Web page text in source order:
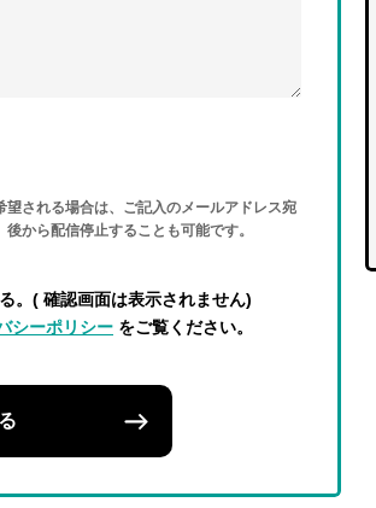
される場合は、ご記入のメールアドレス宛
から配信停止することも可能です。
。( 確認画面は表示されません)
シーポリシー をご覧ください。